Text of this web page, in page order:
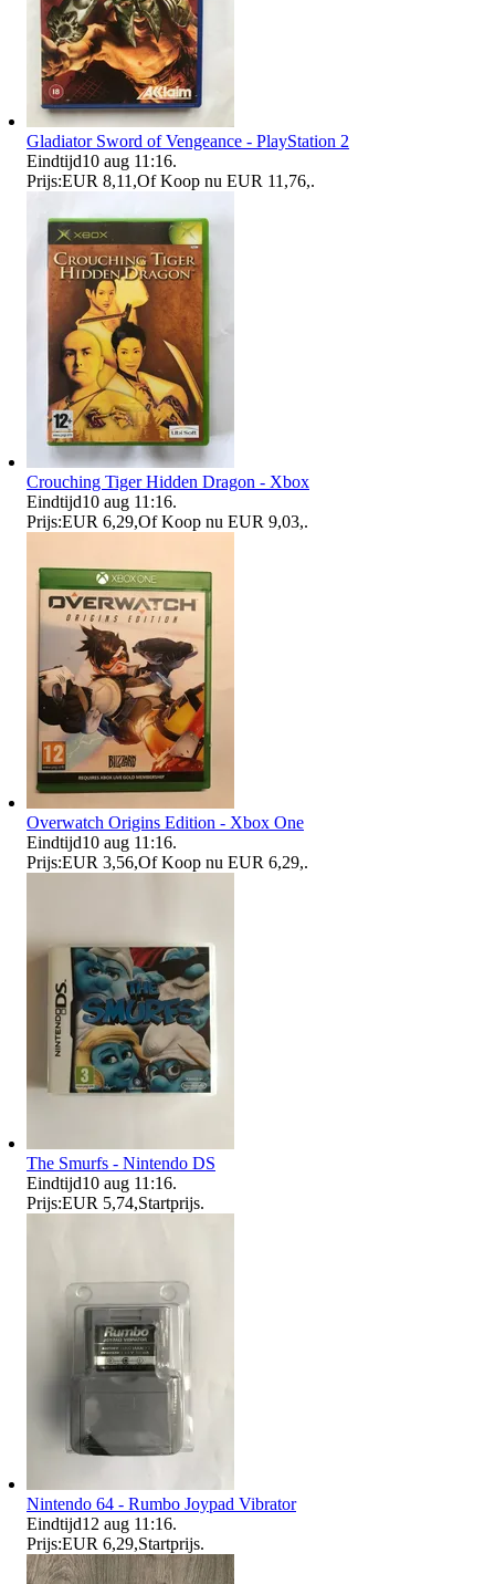
Gladiator Sword of Vengeance - PlayStation 2
Eindtijd10 aug 11:16.
Prijs:EUR 8,11 ,Of Koop nu EUR 11,76,.
Crouching Tiger Hidden Dragon - Xbox
Eindtijd10 aug 11:16.
Prijs:EUR 6,29,Of Koop nu EUR 9,03,.
Overwatch Origins Edition - Xbox One
Eindtijd10 aug 11:16.
Prijs:EUR 3,56,Of Koop nu EUR 6,29,.
The Smurfs - Nintendo DS
Eindtijd10 aug 11:16.
Prijs:EUR 5,74,Startprijs.
Nintendo 64 - Rumbo Joypad Vibrator
Eindtijd12 aug 11:16.
Prijs:EUR 6,29,Startprijs.